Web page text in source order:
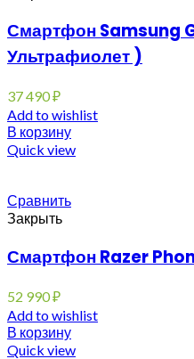
Смартфон Samsung
Ультрафиолет )
37 490₽
Add to wishlist
В корзину
Quick view
Сравнить
Закрыть
Смартфон Razer
52 990₽
Add to wishlist
В корзину
Quick view